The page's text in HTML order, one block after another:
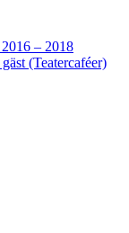
– 2018
(Teatercaféer)